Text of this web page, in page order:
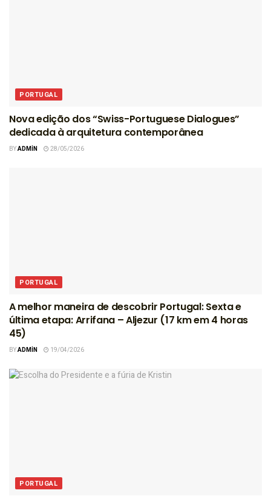
PORTUGAL
Nova edição dos “Swiss-Portuguese Dialogues”
dedicada à arquitetura contemporânea
BYADMIN 28/05/2026
PORTUGAL
A melhor maneira de descobrir Portugal: Sexta e
última etapa: Arrifana – Aljezur (17 km em 4 horas
45)
BYADMIN 19/04/2026
PORTUGAL